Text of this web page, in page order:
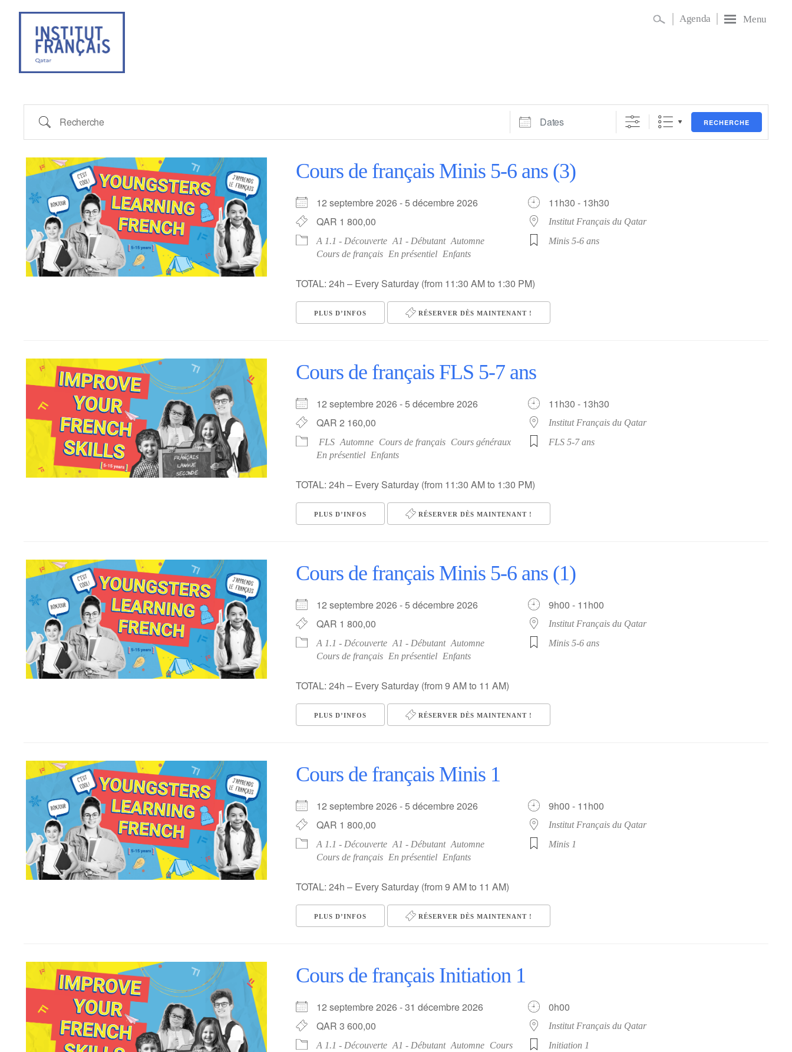
Institut
Français
Qatar
Agenda Menu
Recherche Dates RECHERCHE
Cours de français Minis 5-6 ans (3)
12 septembre 2026 - 5 décembre 2026
11h30 - 13h30
QAR 1 800,00
Institut Français du Qatar
A 1.1 - Découverte A1 - Débutant Automne
Cours de français
En présentiel Enfants
Minis 5-6 ans
TOTAL: 24h – Every Saturday (from 11:30 AM to 1:30 PM)
PLUS D’INFOS RÉSERVER DÈS MAINTENANT !
Cours de français FLS 5-7 ans
12 septembre 2026 - 5 décembre 2026
11h30 - 13h30
QAR 2 160,00
Institut Français du Qatar
FLS Automne Cours de français
Cours généraux
En présentiel
Enfants
FLS 5-7 ans
TOTAL: 24h – Every Saturday (from 11:30 AM to 1:30 PM)
PLUS D’INFOS RÉSERVER DÈS MAINTENANT !
Cours de français Minis 5-6 ans (1)
12 septembre 2026 - 5 décembre 2026
9h00 - 11h00
QAR 1 800,00
Institut Français du Qatar
A 1.1 - Découverte A1 - Débutant Automne
Cours de français
En présentiel Enfants
Minis 5-6 ans
TOTAL: 24h – Every Saturday (from 9 AM to 11 AM)
PLUS D’INFOS RÉSERVER DÈS MAINTENANT !
Cours de français Minis 1
12 septembre 2026 - 5 décembre 2026
9h00 - 11h00
QAR 1 800,00
Institut Français du Qatar
A 1.1 - Découverte A1 - Débutant Automne
Cours de français
En présentiel Enfants
Minis 1
TOTAL: 24h – Every Saturday (from 9 AM to 11 AM)
PLUS D’INFOS RÉSERVER DÈS MAINTENANT !
Cours de français Initiation 1
12 septembre 2026 - 31 décembre 2026
0h00
QAR 3 600,00
Institut Français du Qatar
A 1.1 - Découverte A1 - Débutant Automne
Cours
Initiation 1